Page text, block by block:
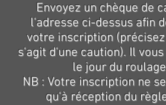
Envoyez un chèque de
l'adresse ci-dessus afin
votre inscription
s'agit d'une caution). Il
le jour du
NB : Votre inscription ne
qu'à réception du